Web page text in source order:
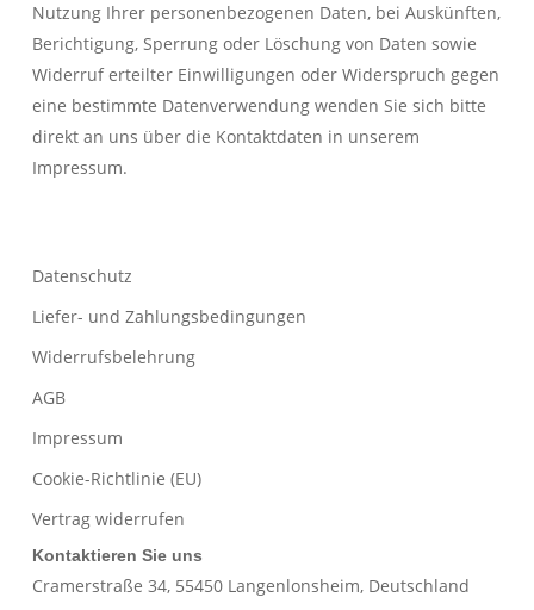
Nutzung Ihrer personenbezogenen Daten, bei Auskünften,
Berichtigung, Sperrung oder Löschung von Daten sowie
Widerruf erteilter Einwilligungen oder Widerspruch gegen
eine bestimmte Datenverwendung wenden Sie sich bitte
direkt an uns über die Kontaktdaten in unserem
Impressum.
Datenschutz
Liefer- und Zahlungsbedingungen
Widerrufsbelehrung
AGB
Impressum
Cookie-Richtlinie (EU)
Vertrag widerrufen
Kontaktieren Sie uns
Cramerstraße 34, 55450 Langenlonsheim, Deutschland